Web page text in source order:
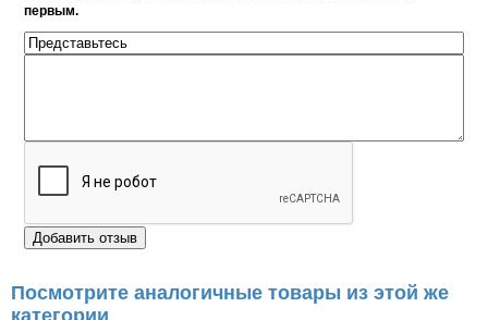
первым.
Посмотрите аналогичные товары из этой же
категории